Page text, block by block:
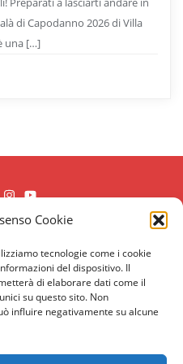
Cookie
tecnologie come i cookie
del dispositivo. Il
di elaborare dati come il
su questo sito. Non
influire negativamente su alcune
di Capodanno 2026 di Villa
una […]
a Lecce
Cenone Sangiorgio Resort
Contatti
2026 a Lecce?
Antica Rudiae (Lecce)
Hotel Tiziano
e Una Notte